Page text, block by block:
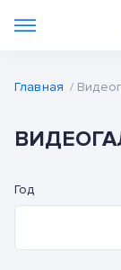
Главная /
Год